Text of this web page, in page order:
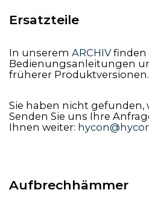
Ersatzteile
In unserem ARCHIVfinden
Bedienungsanleitungen
früherer Produktversionen.
Sie haben nicht gefunden,
Senden Sie uns Ihre
Ihnen weiter:
Aufbrechhämmer